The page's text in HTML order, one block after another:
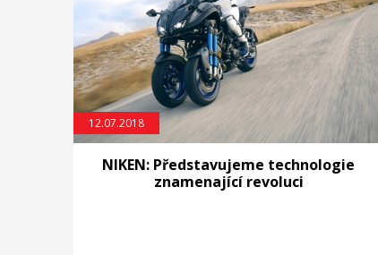
12.07.2018
NIKEN: Představujeme technologie
znamenající revoluci